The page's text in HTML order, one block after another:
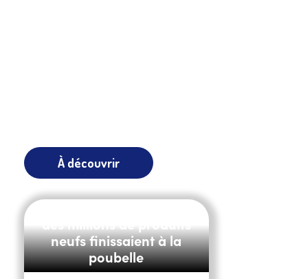
À découvrir
neufs finissaient à la
poubelle